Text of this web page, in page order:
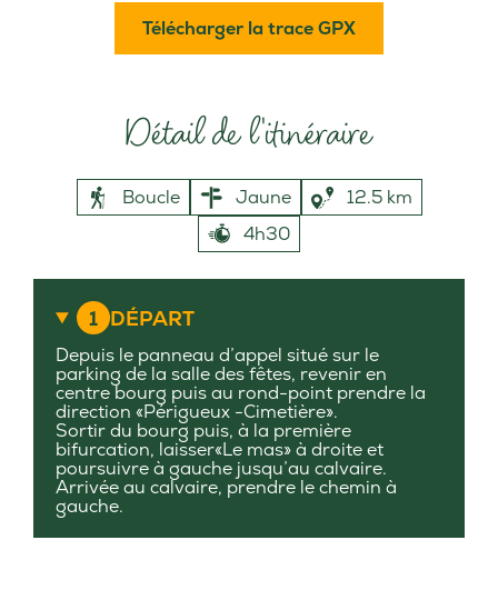
Télécharger la trace GPX
Détail de l'itinéraire
Boucle Jaune
12.5 km
4h30
1 DÉPART
Depuis le panneau d’appel situé sur le
parking de la salle des fêtes, revenir en
centre bourg puis au rond-point prendre la
direction «Périgueux -Cimetière».
Sortir du bourg puis, à la première
bifurcation, laisser«Le mas» à droite et
poursuivre à gauche jusqu’au calvaire.
Arrivée au calvaire, prendre le chemin à
gauche.